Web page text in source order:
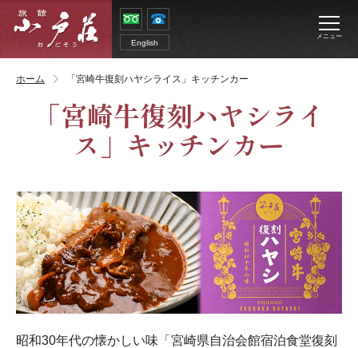
English
メニュー
ホーム 「宮崎牛復刻ハヤシライス」キッチンカー
「宮崎牛復刻ハヤシライ
ス」キッチンカー
昭和30年代の懐かしい味「 宮崎県自治会館宿泊食堂復刻